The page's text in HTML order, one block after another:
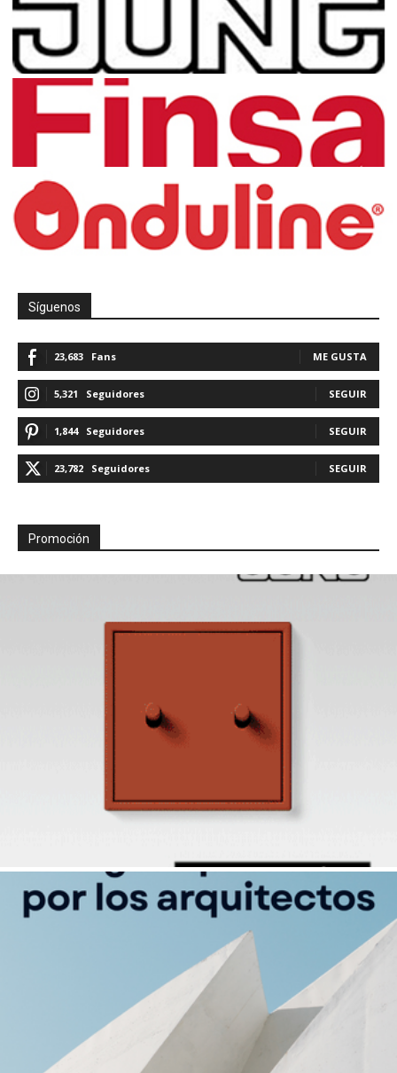
Síguenos
23,683 Fans ME GUSTA
5,321 Seguidores SEGUIR
1,844 Seguidores SEGUIR
23,782 Seguidores SEGUIR
Promoción